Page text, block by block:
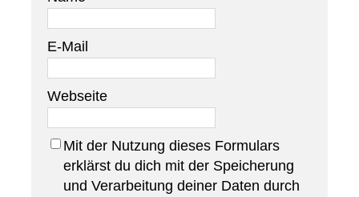
E-Mail
Webseite
Mit der Nutzung dieses Formulars
erklärst du dich mit der Speicherung
und Verarbeitung deiner Daten durch